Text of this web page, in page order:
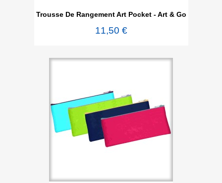
Trousse De Rangement Art Pocket - Art & Go
11,50 €